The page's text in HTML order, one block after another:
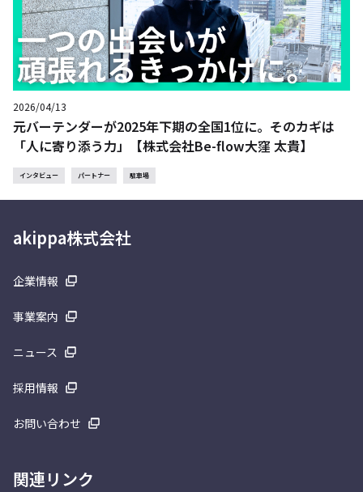
2026/04/13
元バーテンダーが2025年下期の全国1位に。そのカギは
「人に寄り添う力」【株式会社Be-flow大窪 太貴】
インタビュー パートナー 駐車場
akippa株式会社
企業情報
事業案内
ニュース
採用情報
お問い合わせ
関連リンク